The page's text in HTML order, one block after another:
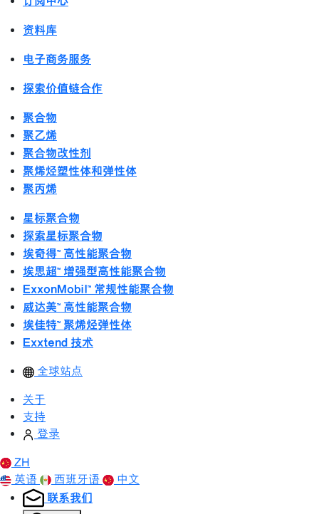
资料库
电子商务服务
探索价值链合作
聚合物
聚乙烯
聚合物改性剂
聚烯烃塑性体和弹性体
聚丙烯
星标聚合物
探索星标聚合物
埃奇得™ 高性能聚合物
埃思超™ 增强型高性能聚合物
ExxonMobil™ 常规性能聚合物
威达美™ 高性能聚合物
埃佳特™ 聚烯烃弹性体
Exxtend 技术
全球站点
关于
支持
登录
ZH
英语
西班牙语 中文
联系我们